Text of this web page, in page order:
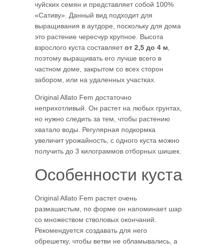
чуйских семян и представляет собой 100%
«Сативу». Данный вид подходит для
выращивания в аутдоре, поскольку для дома
это растение чересчур крупное. Высота
взрослого куста составляетот 2,5 до 4 м,
поэтому выращивать его лучше всего в
частном доме, закрытом со всех сторон
забором, или на удаленных участках.
Original Allato Fem достаточно
неприхотливый. Он растет на любых грунтах,
но нужно следить за тем, чтобы растению
хватало воды. Регулярная подкормка
увеличит урожайность, с одного куста можно
получить до 3 килограммов отборных шишек.
Особенности куста
Original Allato Fem растет очень
размашистым, по форме он напоминает шар
со множеством стволовых окончаний.
Рекомендуется создавать для него
обрешетку, чтобы ветви не обламывались, а